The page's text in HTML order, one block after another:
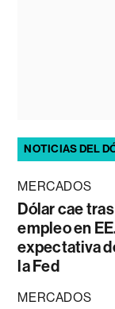
NOTICIAS DEL
MERCADOS
Dólar cae
empleo en
expectativa
la Fed
MERCADOS